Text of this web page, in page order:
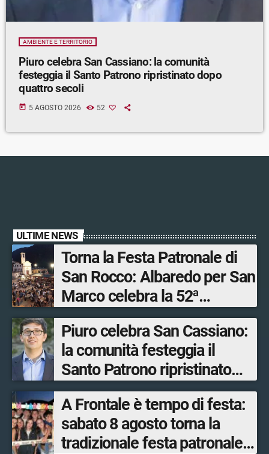
AMBIENTE E TERRITORIO
Piuro celebra San Cassiano: la comunità
festeggia il Santo Patrono ripristinato dopo
quattro secoli
today 5 AGOSTO 2026 52
ULTIME NEWS
Torna la Festa Patronale di
San Rocco: Albaredo per San
Marco celebra la 52ª
edizione della sua
manifestazione più sentita
Piuro celebra San Cassiano:
la comunità festeggia il
Santo Patrono ripristinato
dopo quattro secoli
A Frontale è tempo di festa:
sabato 8 agosto torna la
tradizionale festa patronale